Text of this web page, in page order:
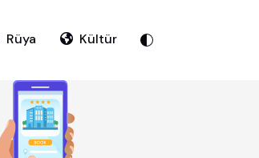
Rüya Kültür